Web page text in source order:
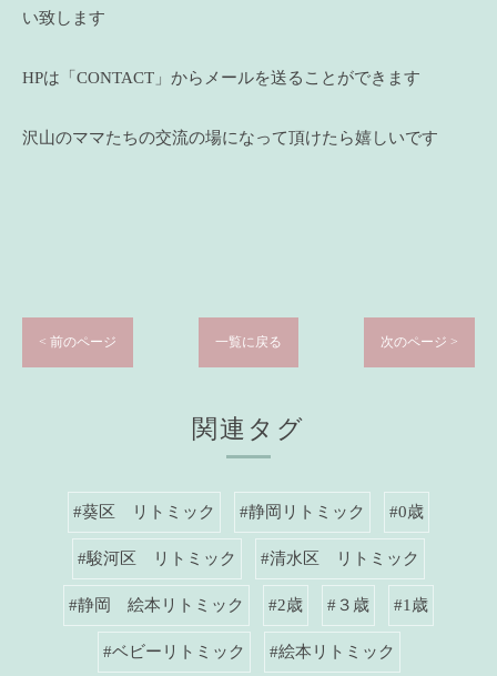
い致します
HPは「CONTACT」からメールを送ることができます
沢山のママたちの交流の場になって頂けたら嬉しいです
< 前のページ 一覧に戻る 次のページ >
関連タグ
#葵区 リトミック #静岡リトミック #0歳
#駿河区 リトミック #清水区 リトミック
#静岡 絵本リトミック #2歳 #３歳 #1歳
#ベビーリトミック #絵本リトミック